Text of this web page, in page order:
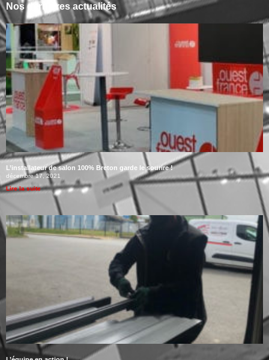
Nos dernières actualités
L’installateur de salon 100% Breton garde le sourire !
décembre 17, 2021
Lire la suite